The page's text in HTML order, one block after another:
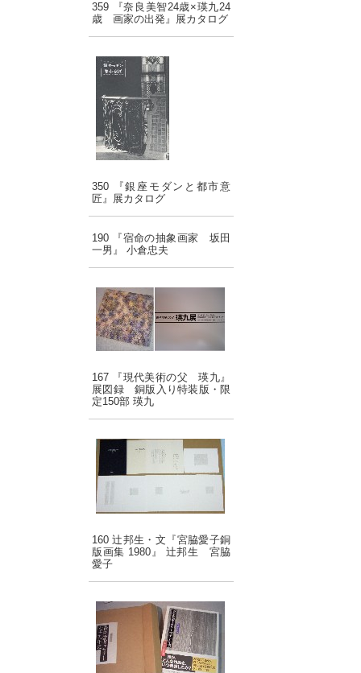
359 『奈良美智24歳×瑛九24
歳 画家の出発』展カタログ
350 『銀座モダンと都市意
匠』展カタログ
190 『宿命の抽象画家 坂田
一男』 小倉忠夫
167 『現代美術の父 瑛九』
展図録 銅版入り特装版・限
定150部 瑛九
160 辻邦生・文『宮脇愛子銅
版画集 1980』 辻邦生 宮脇
愛子